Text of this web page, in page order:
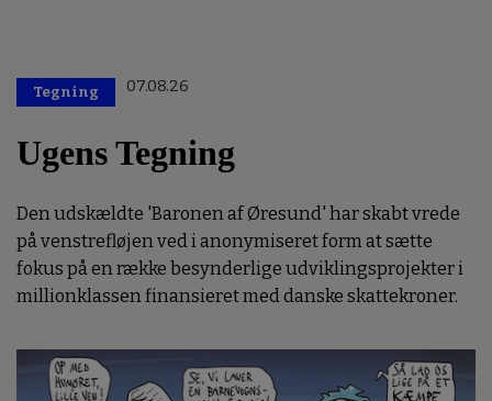
Tegning 07.08.26
Ugens Tegning
Den udskældte 'Baronen af Øresund' har skabt vrede
på venstrefløjen ved i anonymiseret form at sætte
fokus på en række besynderlige udviklingsprojekter i
millionklassen finansieret med danske skattekroner.